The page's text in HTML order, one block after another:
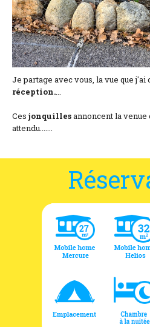
Je partage avec vous, la vue que
réception....
Ces jonquillesannoncent la venue
attendu.......